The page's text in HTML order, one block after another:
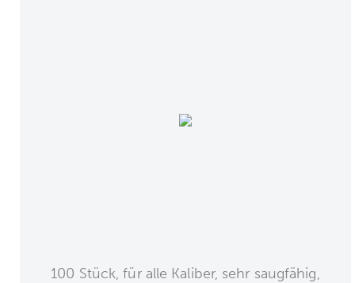
100 Stück, für alle Kaliber, sehr saugfähig,